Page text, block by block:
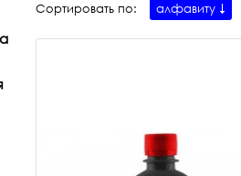
Сортировать по: алфавиту